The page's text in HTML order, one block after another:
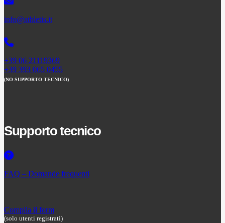
info@athletis.it
+39 06 21119369
+39 393 065 0455
(NO SUPPORTO TECNICO)
Supporto tecnico
FAQ – Domande frequenti
Compila il form
(solo utenti registrati)